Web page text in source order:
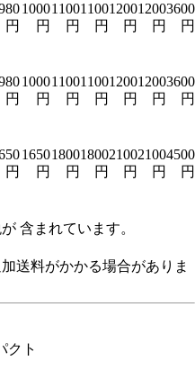
円
1000
円
1100
円
1100
円
1200
円
1200
円
3600
円
円
1000
円
1100
円
1100
円
1200
円
1200
円
3600
円
円
1650
円
1800
円
1800
円
2100
円
2100
円
4500
円
含まれています。
送料がかかる場合がありま
クト